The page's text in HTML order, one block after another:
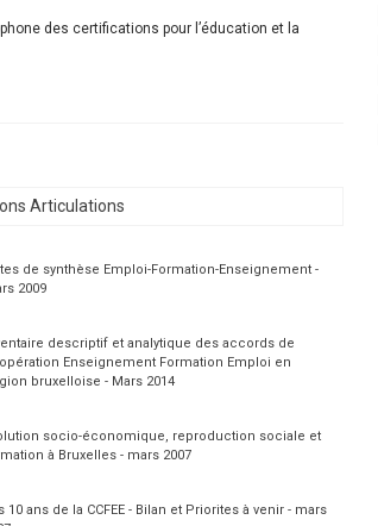
des certifications pour l’éducation et la
Articulations
de synthèse Emploi-Formation-Enseignement -
2009
descriptif et analytique des accords de
Enseignement Formation Emploi en
bruxelloise - Mars 2014
socio-économique, reproduction sociale et
à Bruxelles - mars 2007
10 ans de la CCFEE - Bilan et Priorites à venir - mars